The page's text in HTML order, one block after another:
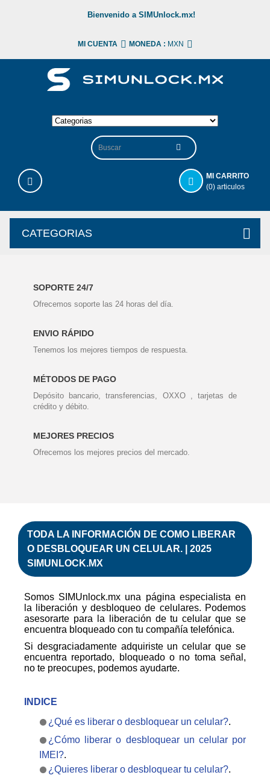
Bienvenido a SIMUnlock.mx!
MI CUENTA MONEDA : MXN
MI CARRITO
(0) articulos
CATEGORIAS
SOPORTE 24/7
Ofrecemos soporte las 24 horas del día.
ENVIO RÁPIDO
Tenemos los mejores tiempos de respuesta.
MÉTODOS DE PAGO
Depósito bancario, transferencias, OXXO , tarjetas de
crédito y débito.
MEJORES PRECIOS
Ofrecemos los mejores precios del mercado.
TODA LA INFORMACIÓN DE COMO LIBERAR
O DESBLOQUEAR UN CELULAR.
2025
SIMUNLOCK.MX
Somos SIMUnlock.mx una página especialista en
la liberación y desbloqueo de celulares. Podemos
asesorarte para la liberación de tu celular que se
encuentra bloqueado con tu compañía telefónica.
Si desgraciadamente adquiriste un celular que se
encuentra reportado, bloqueado o no toma señal,
no te preocupes, podemos ayudarte.
INDICE
¿Qué es liberar o desbloquear un celular?.
¿Cómo liberar o desbloquear un celular por
IMEI?.
¿Quieres liberar o desbloquear tu celular?.